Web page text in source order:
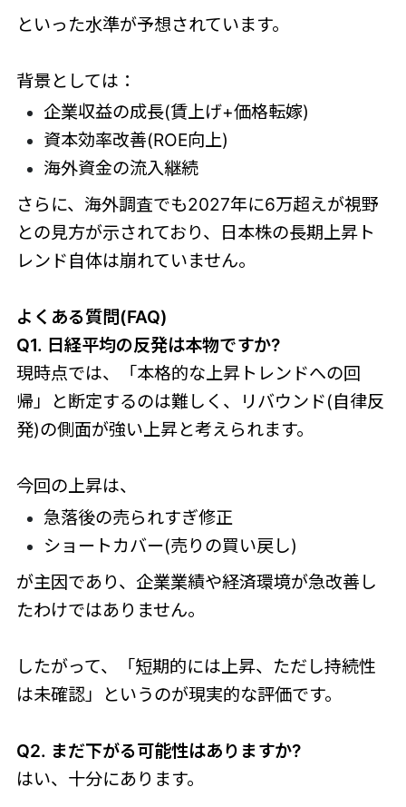
といった水準が予想されています。
背景としては：
企業収益の成長(賃上げ+価格転嫁)
資本効率改善(ROE向上)
海外資金の流入継続
さらに、海外調査でも2027年に6万超えが視野
との見方が示されており、日本株の長期上昇ト
レンド自体は崩れていません。
よくある質問(FAQ)
Q1. 日経平均の反発は本物ですか?
現時点では、「本格的な上昇トレンドへの回
帰」と断定するのは難しく、リバウンド(自律反
発)の側面が強い上昇と考えられます。
今回の上昇は、
急落後の売られすぎ修正
ショートカバー(売りの買い戻し)
が主因であり、企業業績や経済環境が急改善し
たわけではありません。
したがって、「短期的には上昇、ただし持続性
は未確認」というのが現実的な評価です。
Q2. まだ下がる可能性はありますか?
はい、十分にあります。